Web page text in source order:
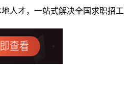
人才，一站式解决全国求职招工